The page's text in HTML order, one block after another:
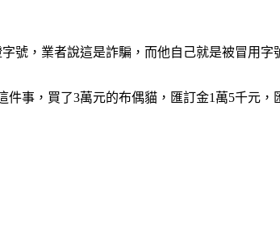
號，業者說這是詐騙，而他自己就是被冒用字
事，買了3萬元的布偶貓，匯訂金1萬5千元，